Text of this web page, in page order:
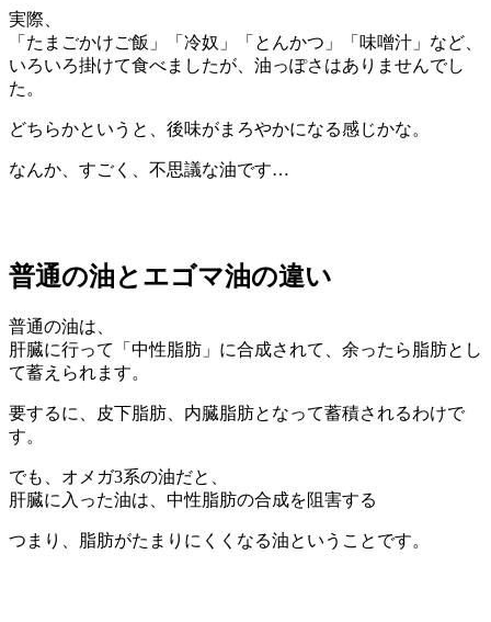
実際、
「たまごかけご飯」「冷奴」「とんかつ」「味噌汁」など、
いろいろ掛けて食べましたが、油っぽさはありませんでし
た。
どちらかというと、 後味がまろやかになる感じかな。
なんか、すごく、不思議な油です…
普通の油とエゴマ油の違い
普通の油は、
肝臓に行って「中性脂肪」に合成されて、余ったら脂肪とし
て蓄えられます。
要するに、皮下脂肪、内臓脂肪となって蓄積されるわけで
す。
でも、オメガ3系の油だと、
肝臓に入った油は、 中性脂肪の合成を阻害する
つまり、 脂肪がたまりにくくなる油ということです。